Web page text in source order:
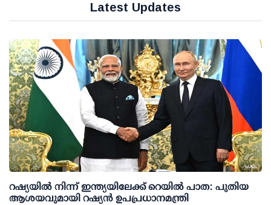
Latest Updates
റഷ്യയില്‍ നിന്ന് ഇന്ത്യയിലേക്ക് റെയില്‍ പാത: പുതിയ
ആശയവുമായി റഷ്യന്‍ ഉപപ്രധാനമന്ത്രി